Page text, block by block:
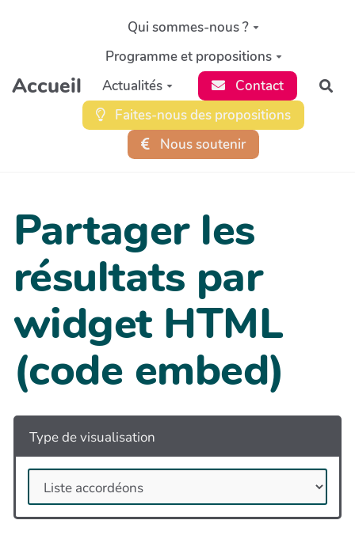
Aller au contenu principal
Accueil
Qui sommes-nous ?
Programme et propositions
Actualités
Contact
Faites-nous des propositions
Nous soutenir
Partager les
résultats par
widget HTML
(code embed)
Type de visualisation